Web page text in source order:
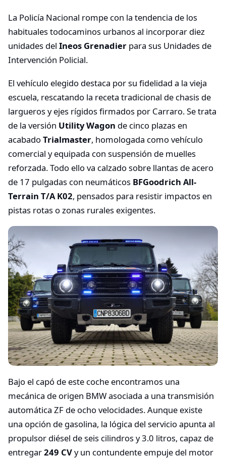
La Policía Nacional rompe con la tendencia de los
habituales todocaminos urbanos al incorporar diez
unidades del Ineos Grenadier para sus Unidades de
Intervención Policial.
El vehículo elegido destaca por su fidelidad a la vieja
escuela, rescatando la receta tradicional de chasis de
largueros y ejes rígidos firmados por Carraro. Se trata
de la versión Utility Wagon de cinco plazas en
acabadoTrialmaster, homologada como vehículo
comercial y equipada con suspensión de muelles
reforzada. Todo ello va calzado sobre llantas de acero
de 17 pulgadas con neumáticos BFGoodrich All-
Terrain T/A K02, pensados para resistir impactos en
pistas rotas o zonas rurales exigentes.
Bajo el capó de este coche encontramos una
mecánica de origen BMW asociada a una transmisión
automática ZF de ocho velocidades. Aunque existe
una opción de gasolina, la lógica del servicio apunta al
propulsor diésel de seis cilindros y 3.0 litros, capaz de
entregar249 CVy un contundente empuje del motor